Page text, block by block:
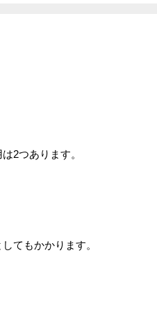
2つあります。
てもかかります。